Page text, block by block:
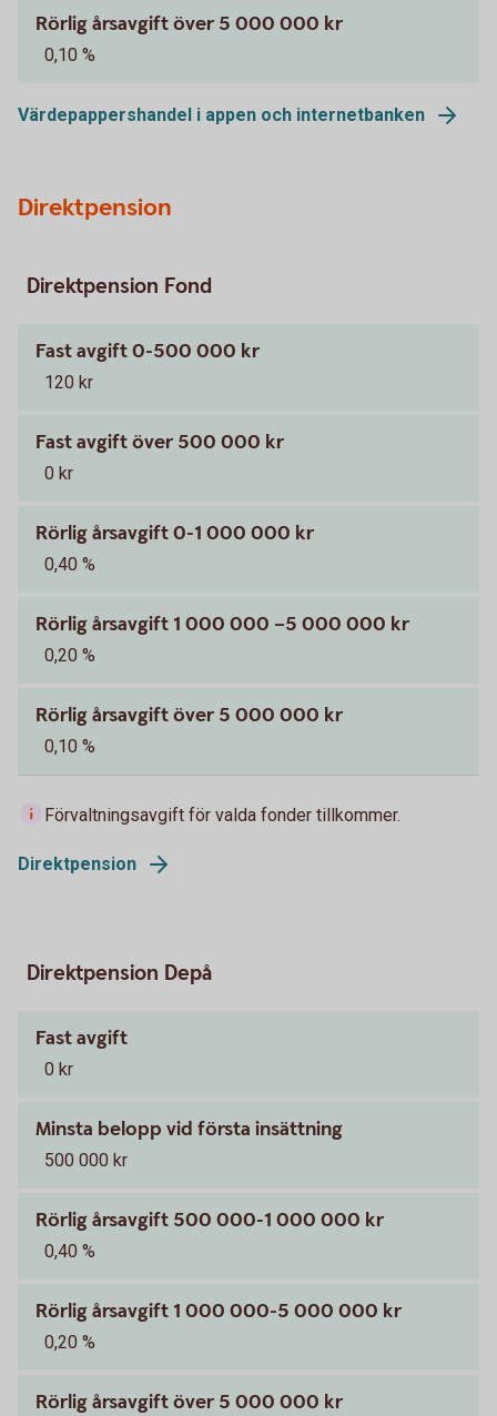
Rörlig årsavgift över 5 000 000 kr
0,10 %
Värdepappershandel i appen och internetbanken
Direktpension
Direktpension Fond
Fast avgift 0-500 000 kr
120 kr
Fast avgift över 500 000 kr
0 kr
Rörlig årsavgift 0-1 000 000 kr
0,40 %
Rörlig årsavgift 1 000 000 –5 000 000 kr
0,20 %
Rörlig årsavgift över 5 000 000 kr
0,10 %
Förvaltningsavgift för valda fonder tillkommer.
Direktpension
Direktpension Depå
Fast avgift
0 kr
Minsta belopp vid första insättning
500 000 kr
Rörlig årsavgift 500 000-1 000 000 kr
0,40 %
Rörlig årsavgift 1 000 000-5 000 000 kr
0,20 %
Rörlig årsavgift över 5 000 000 kr